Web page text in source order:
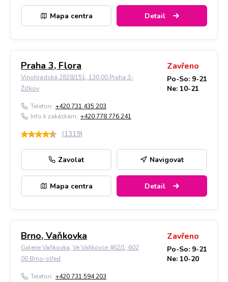
Mapa centra Detail
Praha 3, Flora
Vinohradská 2828/151, 130 00 Praha 3-
Žižkov
Zavřeno
Po-So: 9-21
Ne: 10-21
Telefon: +420 731 435 203
Info k zakázkám: +420 778 776 241
(1319)
Zavolat Navigovat
Mapa centra Detail
Brno, Vaňkovka
Galerie Vaňkovka, Ve Vaňkovce 462/1, 602
00 Brno-střed
Zavřeno
Po-So: 9-21
Ne: 10-20
Telefon: +420 731 594 203